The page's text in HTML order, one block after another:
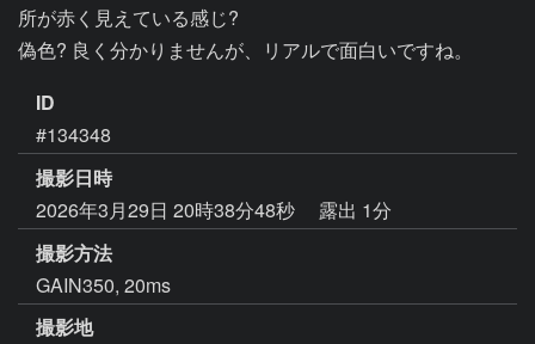
所が赤く見えている感じ?
偽色? 良く分かりませんが、リアルで面白いですね。
ID
#134348
撮影日時
2026年3月29日 20時38分48秒
露出 1分
撮影方法
GAIN350, 20ms
撮影地